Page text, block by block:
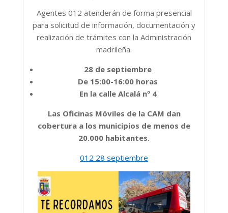
Agentes 012 atenderán de forma presencial
para solicitud de información, documentación y
realización de trámites con la Administración
madrileña.
28 de septiembre
De 15:00-16:00 horas
En la calle Alcalá nº 4
Las Oficinas Móviles de la CAM dan
cobertura a los municipios de menos de
20.000 habitantes.
012 28 septiembre